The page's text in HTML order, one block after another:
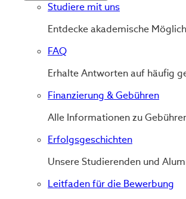
Studiere mit uns
Entdecke akademische
FAQ
Erhalte Antworten auf häufig
Finanzierung & Gebühren
Alle Informationen zu
Erfolgsgeschichten
Unsere Studierenden und
Leitfaden für die Bewerbung